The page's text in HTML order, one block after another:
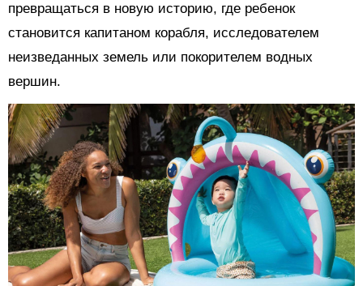
превращаться в новую историю, где ребенок
становится капитаном корабля, исследователем
неизведанных земель или покорителем водных
вершин.